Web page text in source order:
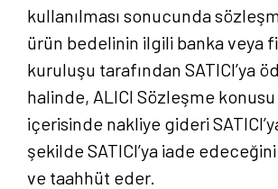
kullanılması sonucunda
ürün bedelinin ilgili banka veya
kuruluşu tarafından SATICI’ya
halinde, ALICI Sözleşme
içerisinde nakliye gideri
şekilde SATICI’ya iade
ve taahhüt eder.